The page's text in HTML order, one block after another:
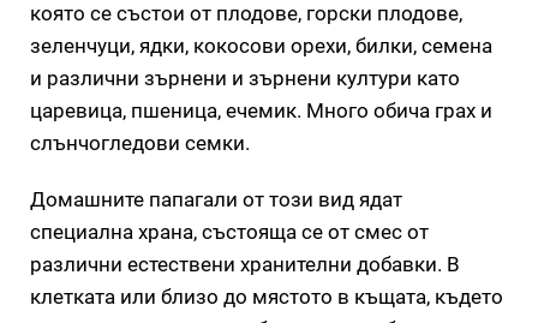
която се състои от плодове, горски плодове,
зеленчуци, ядки, кокосови орехи, билки, семена
и различни зърнени и зърнени култури като
царевица, пшеница, ечемик. Много обича грах и
слънчогледови семки.
Домашните папагали от този вид ядат
специална храна, състояща се от смес от
различни естествени хранителни добавки. В
клетката или близо до мястото в къщата, където